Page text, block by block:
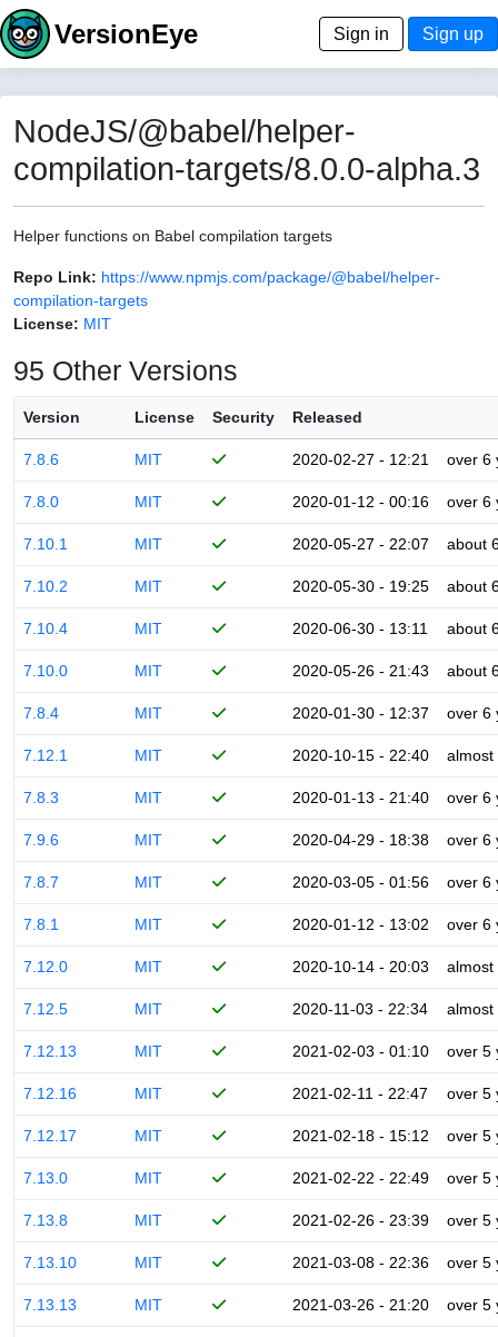
VersionEye Sign in Sign up
NodeJS/@babel/helper-
compilation-targets/8.0.0-alpha.3
Helper functions on Babel compilation targets
Repo Link: https://www.npmjs.com/package/@babel/helper-
compilation-targets
License: MIT
95 Other Versions
Version License Security Released
7.8.6 MIT 2020-02-27 - 12:21 over 6
7.8.0 MIT 2020-01-12 - 00:16 over 6
7.10.1 MIT 2020-05-27 - 22:07 about
7.10.2 MIT 2020-05-30 - 19:25 about
7.10.4 MIT 2020-06-30 - 13:11 about
7.10.0 MIT 2020-05-26 - 21:43 about
7.8.4 MIT 2020-01-30 - 12:37 over 6
7.12.1 MIT 2020-10-15 - 22:40 almost
7.8.3 MIT 2020-01-13 - 21:40 over 6
7.9.6 MIT 2020-04-29 - 18:38 over 6
7.8.7 MIT 2020-03-05 - 01:56 over 6
7.8.1 MIT 2020-01-12 - 13:02 over 6
7.12.0 MIT 2020-10-14 - 20:03 almost
7.12.5 MIT 2020-11-03 - 22:34 almost
7.12.13 MIT 2021-02-03 - 01:10 over 5
7.12.16 MIT 2021-02-11 - 22:47 over 5
7.12.17 MIT 2021-02-18 - 15:12 over 5
7.13.0 MIT 2021-02-22 - 22:49 over 5
7.13.8 MIT 2021-02-26 - 23:39 over 5
7.13.10 MIT 2021-03-08 - 22:36 over 5
7.13.13 MIT 2021-03-26 - 21:20 over 5